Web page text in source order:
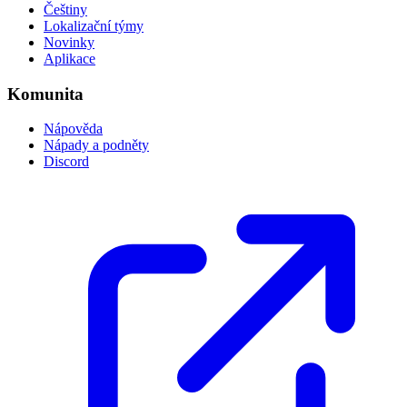
Češtiny
Lokalizační týmy
Novinky
Aplikace
Komunita
Nápověda
Nápady a podněty
Discord